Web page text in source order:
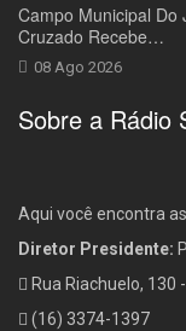
Campo Municipal Do
Cruzado Recebe…
08 Ago 2026
Sobre a Rádio
Aqui você encontra
Diretor Presidente:
Rua Riachuelo, 130
(16) 3374-1397